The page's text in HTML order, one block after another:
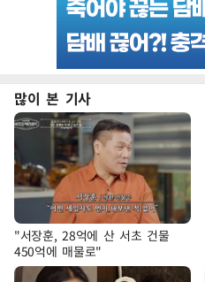
많이 본 기사
"서장훈, 28억에 산 서초 건물
450억에 매물로"